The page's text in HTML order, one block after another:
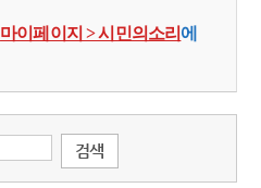
마이페이지 > 시민의소리에